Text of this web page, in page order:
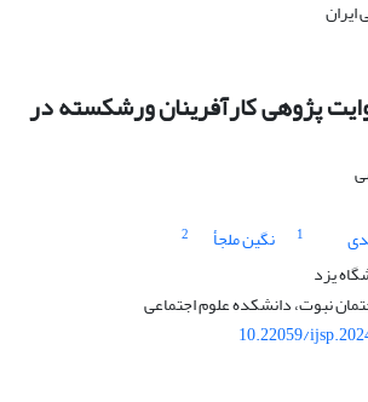
پژوهی کارآفرینان ورشکسته در
1 نگین ملجأ
2
یزد
نبوت، دانشکده علوم اجتماعی
10.22059/